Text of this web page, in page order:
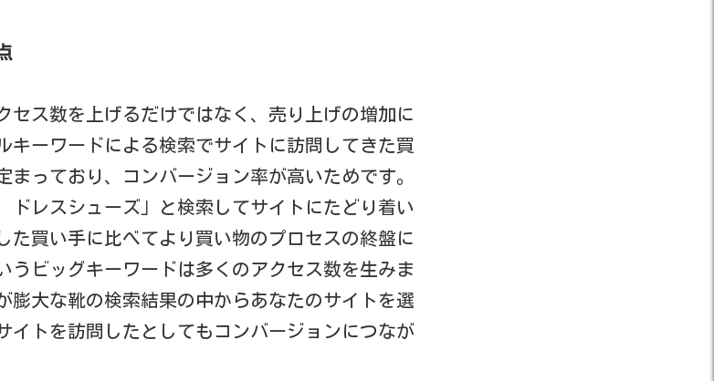
セス数を上げるだけではなく、売り上げの増加に
キーワードによる検索でサイトに訪問してきた買
まっており、コンバージョン率が高いためです。
レスシューズ」と検索してサイトにたどり着い
た買い手に比べてより買い物のプロセスの終盤に
うビッグキーワードは多くのアクセス数を生みま
膨大な靴の検索結果の中からあなたのサイトを選
イトを訪問したとしてもコンバージョンにつなが